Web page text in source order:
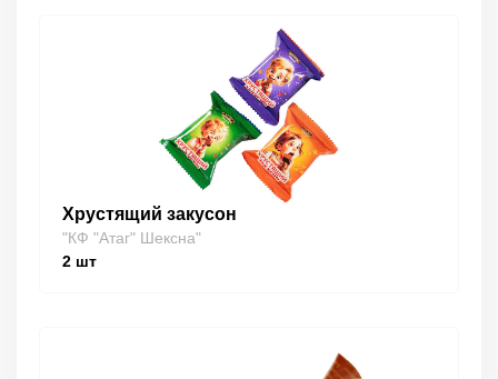
Хрустящий закусон
"КФ "Атаг" Шексна"
2 шт